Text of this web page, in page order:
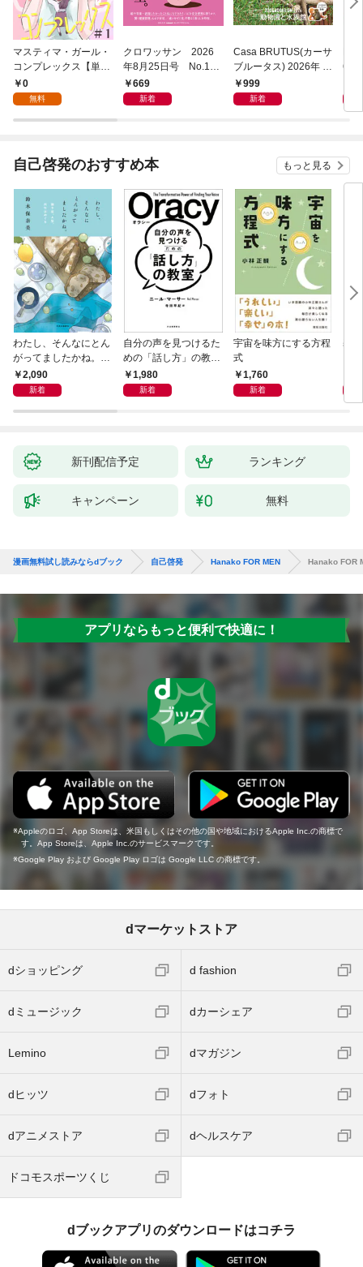
マスティマ・ガール・
コンプレックス【単
話】１
0
無料
クロワッサン 2026
年8月25日号 No.117
1 [大人のAI＆スマホ
塾。]
669
新着
Casa BRUTUS(カーサ
ブルータス) 2026年 9
月号 [もっと学べる！
動物園と水族館]
999
新着
6年
自己啓発のおすすめ本 もっと見る
わたし、そんなにとん
がってましたかね。
獅子座、Ａ型、丙午は
めぐる
2,090
新着
自分の声を見つけるた
めの「話し方」の教
室 Ｏｒａｃｙ（オラ
シー）
1,980
新着
宇宙を味方にする方程
式
1,760
新着
基
新刊配信予定 ランキング
キャンペーン 無料
漫画無料試し読みならdブック 自己啓発 Hanako FOR MEN Hanako FOR
アプリならもっと便利で快適に！
Appleのロゴ、App Storeは、米国もしくはその他の国や地域におけるApple Inc.の商標で
す。App Storeは、Apple Inc.のサービスマークです。
Google Play および Google Play ロゴは Google LLC の商標です。
dマーケットストア
dショッピング d fashion
dミュージック dカーシェア
Lemino dマガジン
dヒッツ dフォト
dアニメストア dヘルスケア
ドコモスポーツくじ
dブックアプリのダウンロードはコチラ